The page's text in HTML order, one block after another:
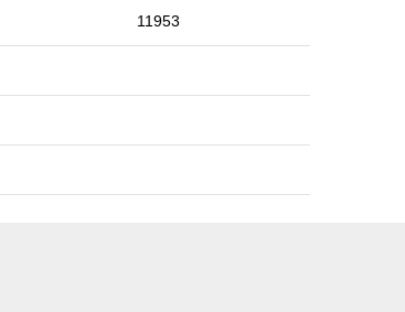
11953